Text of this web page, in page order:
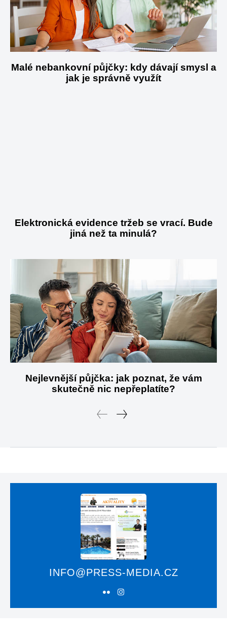
Malé nebankovní půjčky: kdy dávají smysl a
jak je správně využít
Elektronická evidence tržeb se vrací. Bude
jiná než ta minulá?
Nejlevnější půjčka: jak poznat, že vám
skutečně nic nepřeplatíte?
INFO@PRESS-MEDIA.CZ